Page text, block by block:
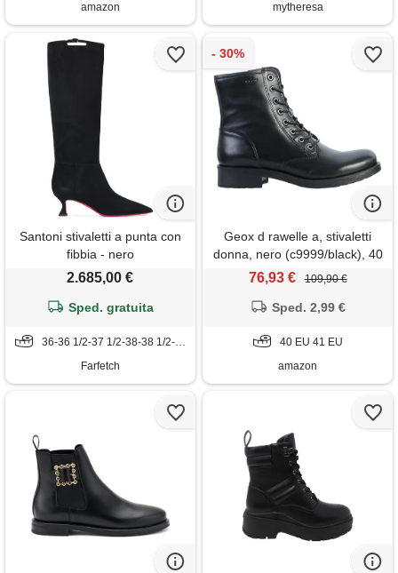
amazon
mytheresa
Santoni stivaletti a punta con
fibbia - nero
2.685,00 €
Sped. gratuita
36-36 1/2-37 1/2-38-38 1/2-39-39 1/2-40
Farfetch
Geox d rawelle a, stivaletti
donna, nero (c9999/black), 40
eu
76,93 € 109,90 €
Sped. 2,99 €
40 EU 41 EU
amazon